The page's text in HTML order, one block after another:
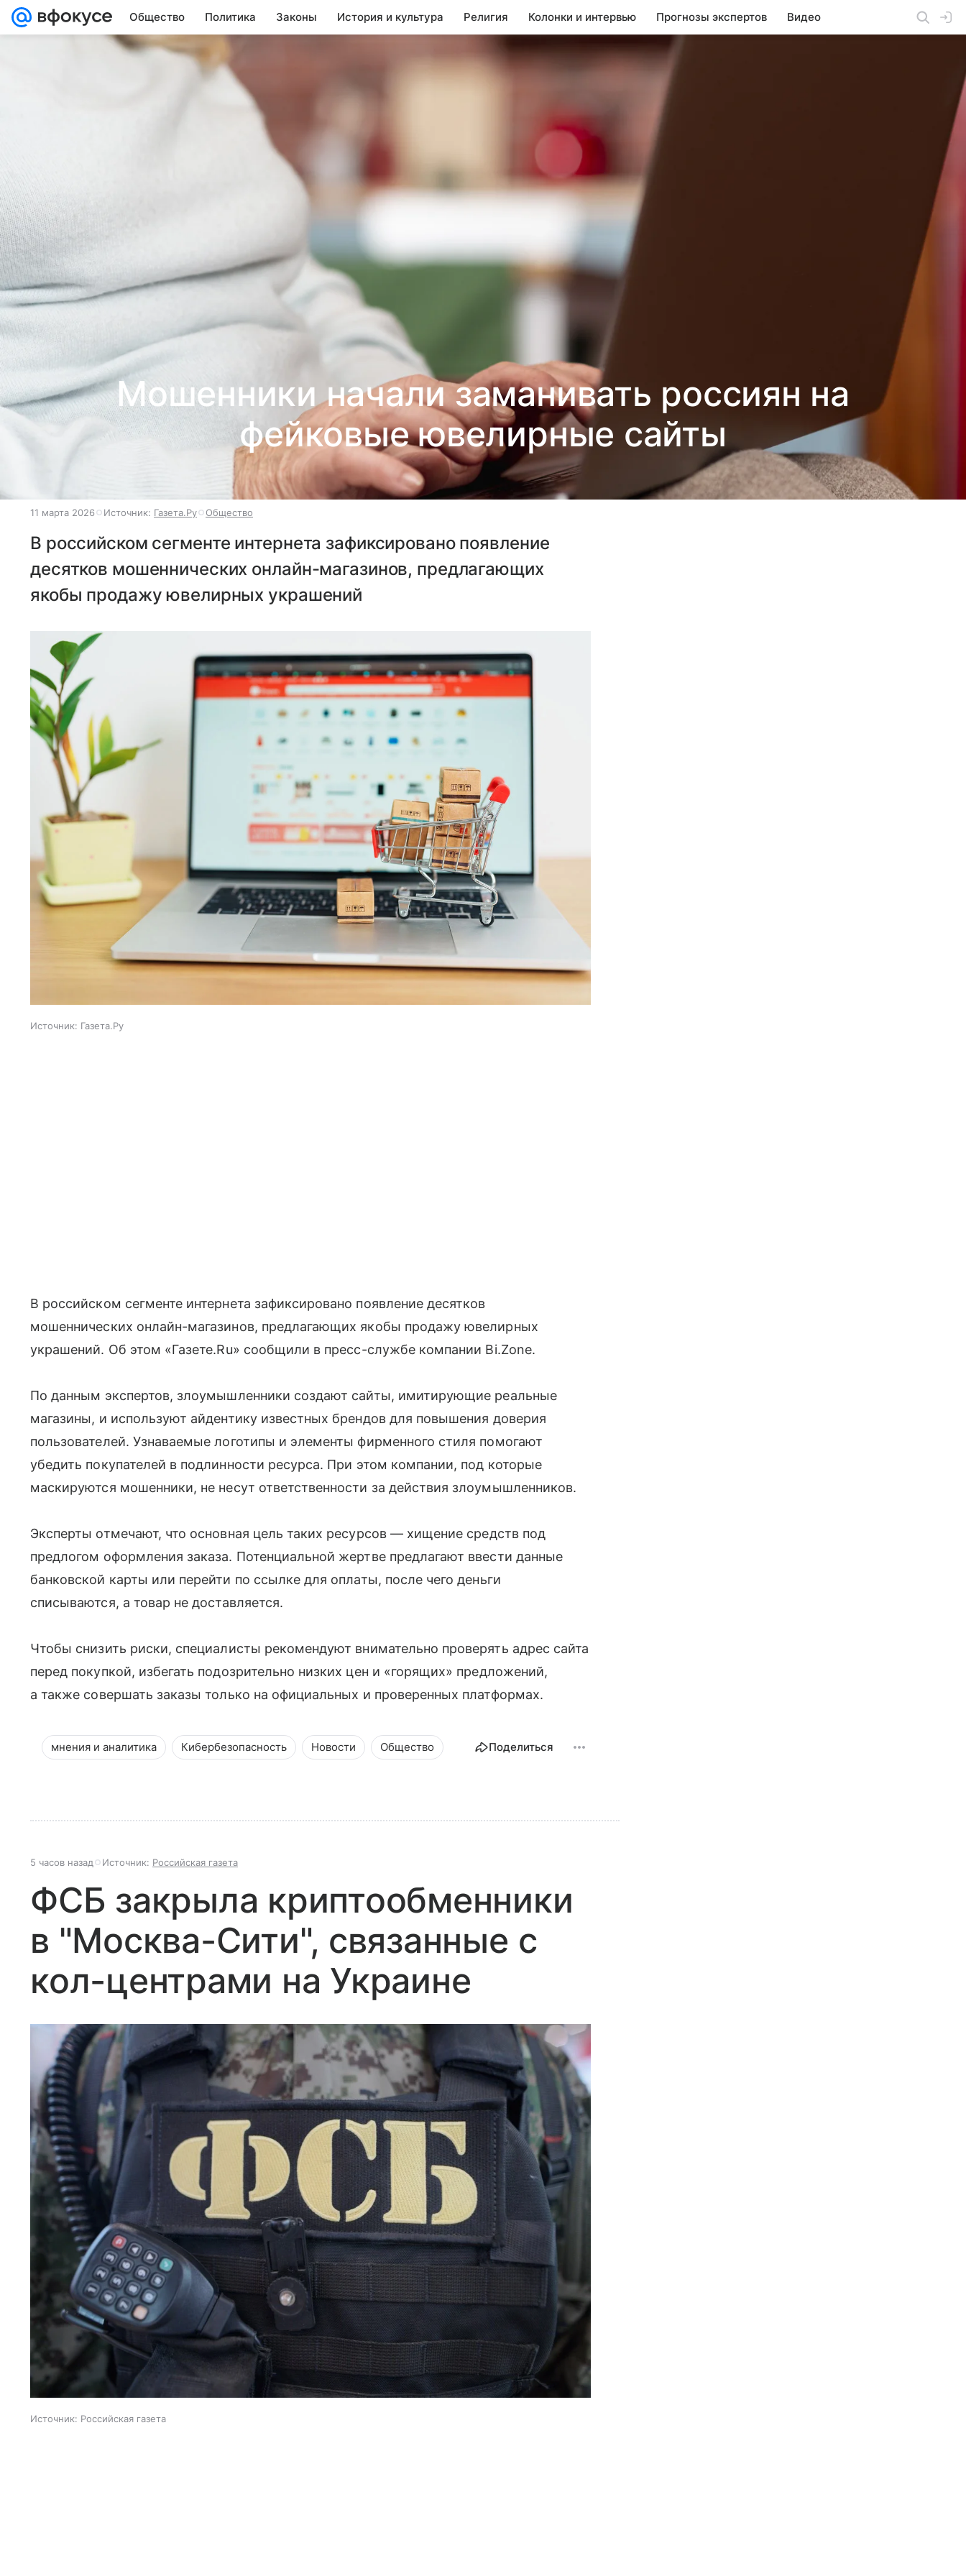
Общество Политика Законы История и культура Религия Колонки и интервью Прогнозы экспертов Видео
Мошенники начали заманивать россиян на
фейковые ювелирные сайты
11 марта 2026 Источник: Газета.Ру Общество
В российском сегменте интернета зафиксировано появление
десятков мошеннических онлайн-магазинов, предлагающих
якобы продажу ювелирных украшений
Источник: Газета.Ру
В российском сегменте интернета зафиксировано появление десятков
мошеннических онлайн-магазинов, предлагающих якобы продажу ювелирных
украшений. Об этом «Газете.Ru» сообщили в пресс-службе компании Bi.Zone.
По данным экспертов, злоумышленники создают сайты, имитирующие реальные
магазины, и используют айдентику известных брендов для повышения доверия
пользователей. Узнаваемые логотипы и элементы фирменного стиля помогают
убедить покупателей в подлинности ресурса. При этом компании, под которые
маскируются мошенники, не несут ответственности за действия злоумышленников.
Эксперты отмечают, что основная цель таких ресурсов — хищение средств под
предлогом оформления заказа. Потенциальной жертве предлагают ввести данные
банковской карты или перейти по ссылке для оплаты, после чего деньги
списываются, а товар не доставляется.
Чтобы снизить риски, специалисты рекомендуют внимательно проверять адрес сайта
перед покупкой, избегать подозрительно низких цен и «горящих» предложений,
а также совершать заказы только на официальных и проверенных платформах.
мнения и аналитика Кибербезопасность Новости Общество Поделиться
5 часов назад Источник: Российская газета
ФСБ закрыла криптообменники
в "Москва-Сити", связанные с
кол-центрами на Украине
Источник: Российская газета